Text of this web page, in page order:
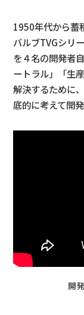
1950年代から蓄
バルブTVGシリ
を４名の開発者
ートラル」「生
解決するために
底的に考えて開
開